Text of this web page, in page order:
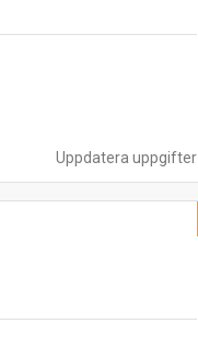
Uppdatera uppgifter